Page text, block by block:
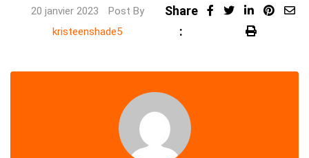
20 janvier 2023
Post By
kristeenshade5
Share
:
LinkedIn
Share
Email
Print